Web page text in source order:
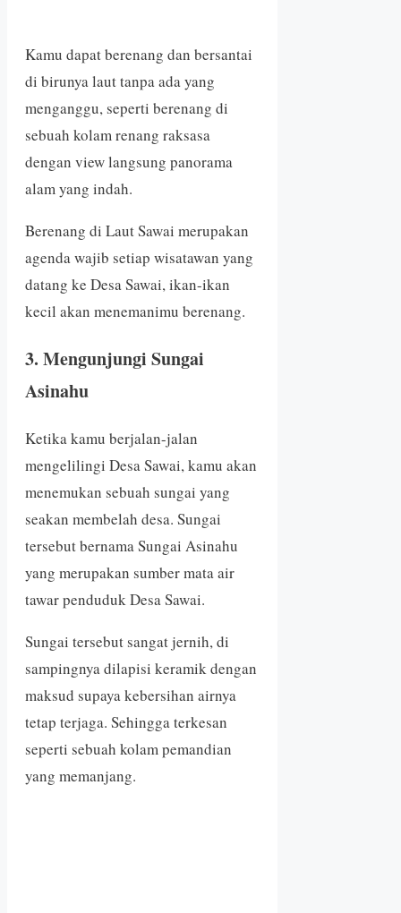
Kamu dapat berenang dan bersantai
di birunya laut tanpa ada yang
menganggu, seperti berenang di
sebuah kolam renang raksasa
dengan view langsung panorama
alam yang indah.
Berenang di Laut Sawai merupakan
agenda wajib setiap wisatawan yang
datang ke Desa Sawai, ikan-ikan
kecil akan menemanimu berenang.
3. Mengunjungi Sungai
Asinahu
Ketika kamu berjalan-jalan
mengelilingi Desa Sawai, kamu akan
menemukan sebuah sungai yang
seakan membelah desa. Sungai
tersebut bernama Sungai Asinahu
yang merupakan sumber mata air
tawar penduduk Desa Sawai.
Sungai tersebut sangat jernih, di
sampingnya dilapisi keramik dengan
maksud supaya kebersihan airnya
tetap terjaga. Sehingga terkesan
seperti sebuah kolam pemandian
yang memanjang.